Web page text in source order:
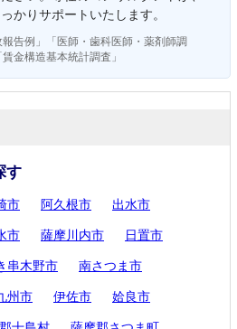
かりサポートいたします。
告例」「医師・歯科医師・薬剤師調
金構造基本統計調査」
す
市 阿久根市 出水市
市 薩摩川内市 日置市
串木野市 南さつま市
州市 伊佐市 姶良市